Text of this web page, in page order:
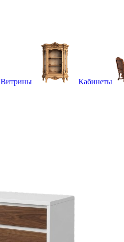
Витрины Кабинеты